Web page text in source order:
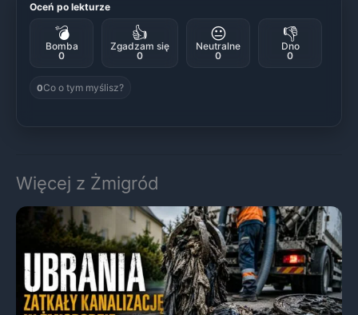
Oceń po lekturze
💣
Bomba
0
👍
Zgadzam się
0
😐
Neutralne
0
👎
Dno
0
0Co o tym myślisz?
Więcej z Żmigród